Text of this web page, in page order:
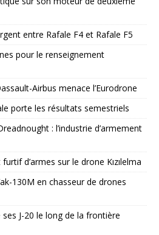
entre Rafale F4 et Rafale F5
pour le renseignement
Airbus menace l’Eurodrone
porte les résultats semestriels
: l’industrie d’armement
d’armes sur le drone Kızılelma
130M en chasseur de drones
J-20 le long de la frontière